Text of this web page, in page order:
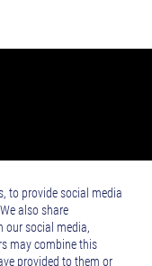
to provide social media
also share
our social media,
may combine this
provided to them or